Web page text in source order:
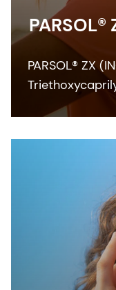
PARSOL®
PARSOL® ZX
filter with a
spectrum.
ensures SPF